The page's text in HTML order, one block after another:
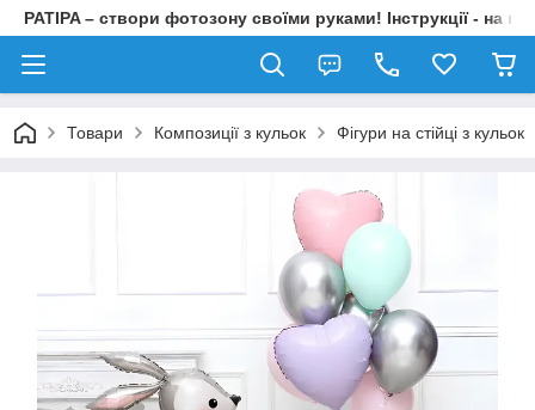
PATIPA – створи фотозону своїми руками! Інструкції - на
Товари Композиції з кульок Фігури на стійці з кульок